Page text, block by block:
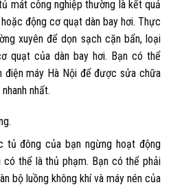
mát công nghiệp thường là kết quả
động cơ quạt dàn bay hơi. Thực
xuyên để dọn sạch cặn bẩn, loại
quạt của dàn bay hơi. Bạn có thể
điện máy Hà Nội để đượcsửa chữa
nhất.
tủ đông của bạn ngừng hoạt động
có thể là thủ phạm. Bạn có thể phải
bộ luồng không khí và máy nén của